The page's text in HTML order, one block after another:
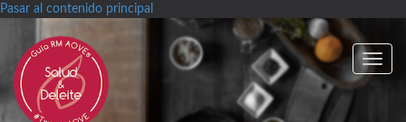
Pasar al contenido principal
Toggle